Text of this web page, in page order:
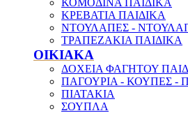
ΚΟΜΟΔΙΝΑ ΠΑΙΔΙΚΑ
ΚΡΕΒΑΤΙΑ ΠΑΙΔΙΚΑ
ΝΤΟΥΛΑΠΕΣ -
ΤΡΑΠΕΖΑΚΙΑ ΠΑΙΔΙΚΑ
ΟΙΚΙΑΚΑ
ΔΟΧΕΙΑ ΦΑΓΗΤΟΥ
ΠΑΓΟΥΡΙΑ - ΚΟΥΠΕΣ -
ΠΙΑΤΑΚΙΑ
ΣΟΥΠΛΑ